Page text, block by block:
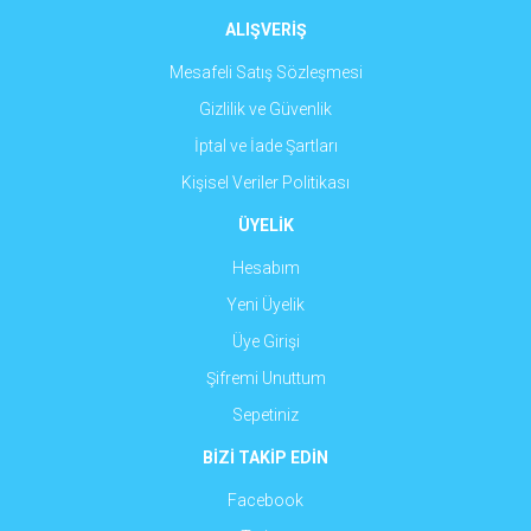
ALIŞVERİŞ
Mesafeli Satış Sözleşmesi
Gizlilik ve Güvenlik
İptal ve İade Şartları
Kişisel Veriler Politikası
ÜYELİK
Hesabım
Yeni Üyelik
Üye Girişi
Şifremi Unuttum
Sepetiniz
BİZİ TAKİP EDİN
Facebook